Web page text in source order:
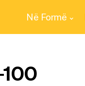
Në Formë